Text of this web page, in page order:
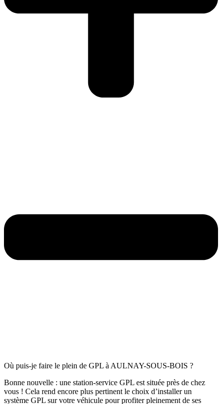
Où puis-je faire le plein de GPL à AULNAY-SOUS-BOIS ?
Bonne nouvelle : une station-service GPL est située près de chez
vous ! Cela rend encore plus pertinent le choix d’installer un
système GPL sur votre véhicule pour profiter pleinement de ses